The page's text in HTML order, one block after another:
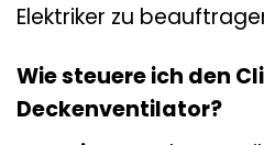
Elektriker zu
Wie steuere ich den
Deckenventilator?